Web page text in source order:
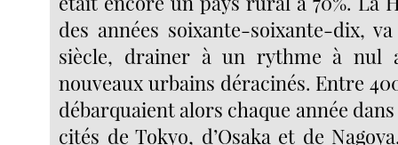
des années soixante-soixante-dix,
siècle, drainer à un rythme à nul
nouveaux urbains déracinés. Entre
débarquaient alors chaque année
cités de Tokyo, d’Osaka et de